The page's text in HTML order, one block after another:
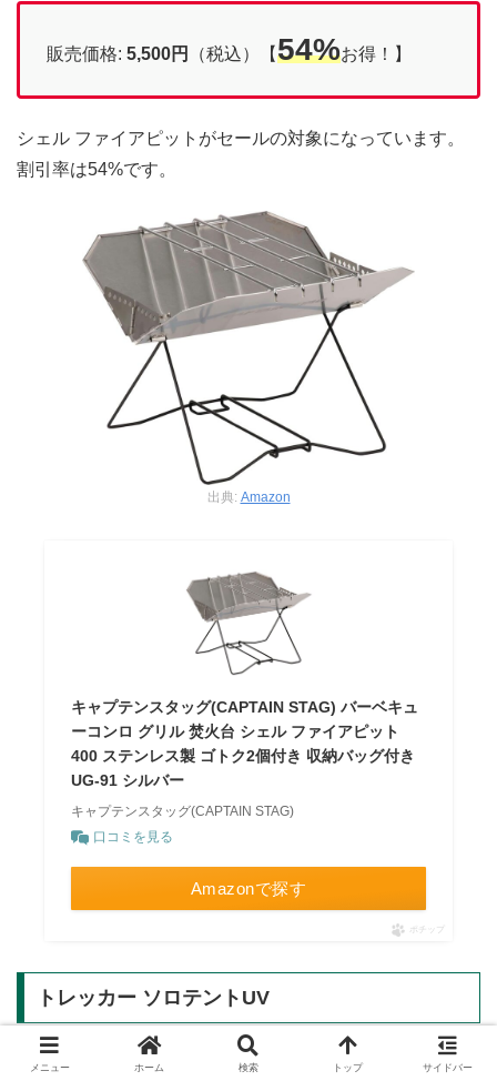
販売価格: 5,500円 （税込）【54%お得！】
シェル ファイアピットがセールの対象になっています。
割引率は54%です。
出典: Amazon
キャプテンスタッグ(CAPTAIN STAG) バーベキュ
ーコンロ グリル 焚火台 シェル ファイアピット
400 ステンレス製 ゴトク2個付き 収納バッグ付き
UG-91 シルバー
キャプテンスタッグ(CAPTAIN STAG)
口コミを見る
Amazonで探す
ポチップ
トレッカー ソロテントUV
メニュー ホーム 検索 トップ サイドバー